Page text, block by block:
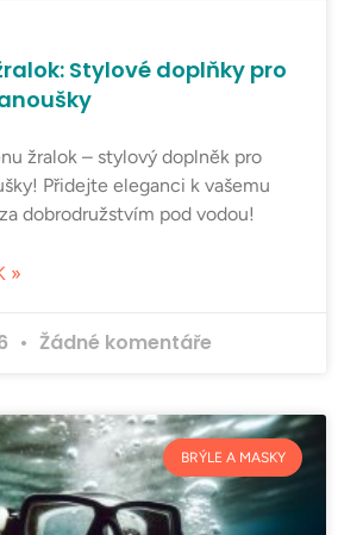
Stylové doplňky pro
žralok – stylový doplněk pro
Přidejte eleganci k vašemu
dobrodružstvím pod vodou!
»
Žádné komentáře
BRÝLE A MASKY